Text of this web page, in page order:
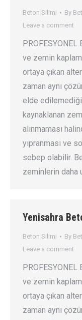
Beton Silimi By
Leave a comment
PROFESYONEL
ve zemin
ortaya çıkan
zaman aynı
elde
kaynaklanan
alınmaması
yıpranması ve
sebep olabilir.
zeminlerin daha
Yenisahra
Beton Silimi By
Leave a comment
PROFESYONEL
ve zemin
ortaya çıkan
zaman aynı